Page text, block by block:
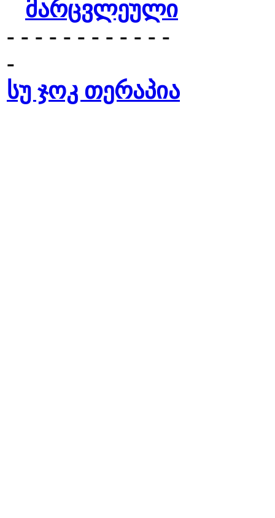
მარცვლეული
- - - - - - - - - - - -
-
სუ ჯოკ თერაპია